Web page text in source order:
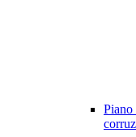
Piano